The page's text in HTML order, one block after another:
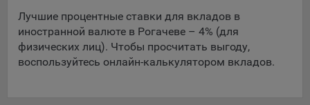
Аналитические файлы cookie показывают, какие страницы
сайта Общества посещаются чаще всего, помогают
выявлять трудности, возникающие при использовании
сайта, а также позволяют оценить эффективность
Лучшие процентные ставки для вкладов в
иностранной валюте в Рогачеве – 4% (для
физических лиц). Чтобы просчитать выгоду,
воспользуйтесь онлайн-калькулятором вкладов.